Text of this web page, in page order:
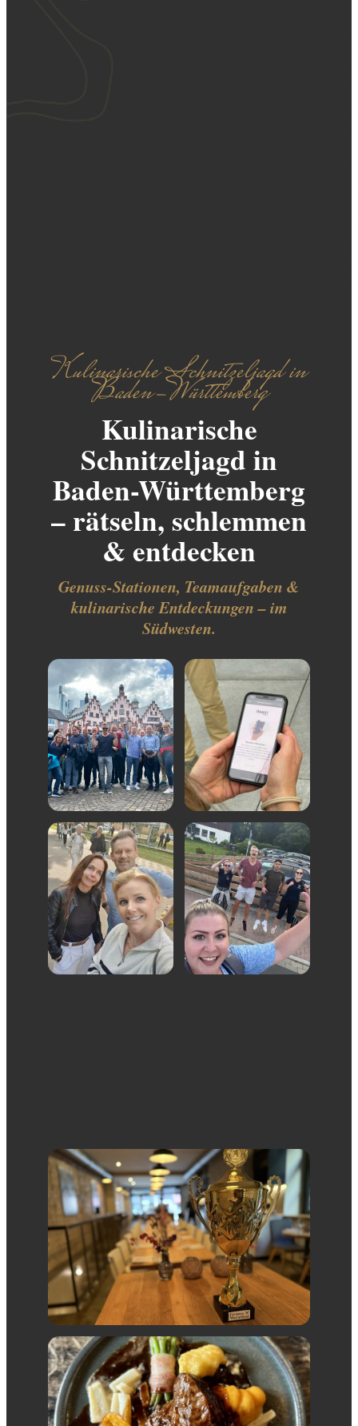
Kulinarische Schnitzeljagd in
Baden-Württemberg
Kulinarische
Schnitzeljagd in
Baden-Württemberg
– rätseln, schlemmen
& entdecken
Genuss-Stationen, Teamaufgaben &
kulinarische Entdeckungen – im
Südwesten.